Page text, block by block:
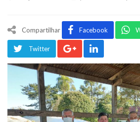
Compartilhar Facebook
Twitter